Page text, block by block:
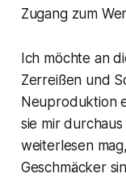
Zugang zum
Ich möchte an
Zerreißen und
Neuproduktion
sie mir
weiterlesen
Geschmäcker